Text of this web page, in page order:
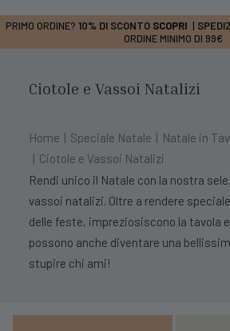
PRIMO ORDINE? 10% DI SCONTO SCOPRI |
ORDINE MINIMO DI 99€
Ciotole e Vassoi Natalizi
Home Speciale Natale
Natale in
Ciotole e Vassoi Natalizi
Rendi unico il Natale con la nostra
vassoi natalizi. Oltre a rendere
delle feste, impreziosiscono la tavola
possono anche diventare una
stupire chi ami!